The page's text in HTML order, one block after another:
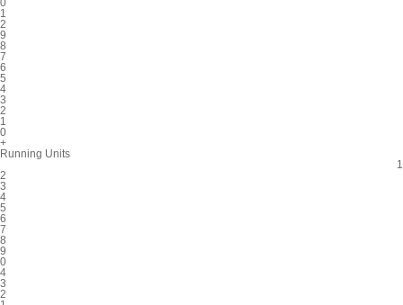
0
1
2
9
8
7
6
5
4
3
2
1
0
+
Running Units
1
2
3
4
5
6
7
8
9
0
4
3
2